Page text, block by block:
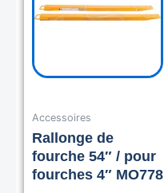
Accessoires
Rallonge de
fourche 54″ / pour
fourches 4″ MO778